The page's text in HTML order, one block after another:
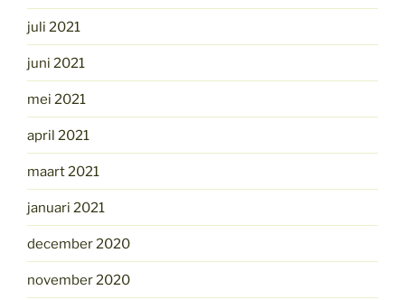
juli 2021
juni 2021
mei 2021
april 2021
maart 2021
januari 2021
december 2020
november 2020